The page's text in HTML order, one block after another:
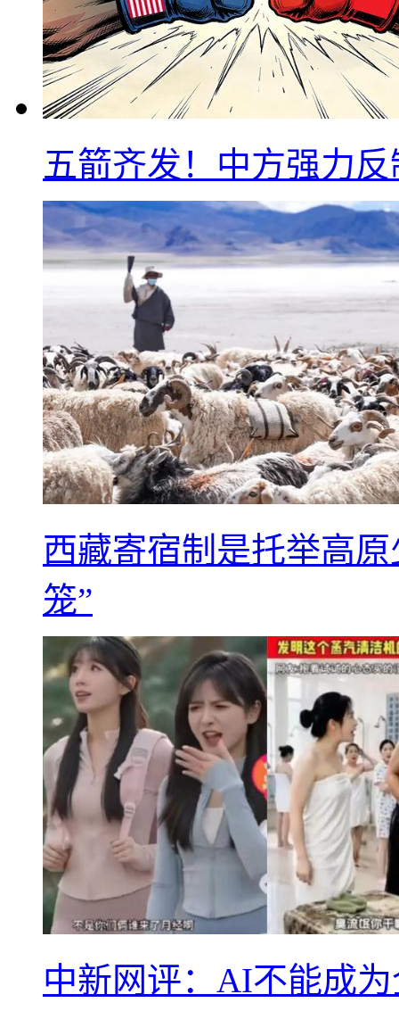
五箭齐发！中方强力
西藏寄宿制是托举高
笼”
中新网评：AI不能成